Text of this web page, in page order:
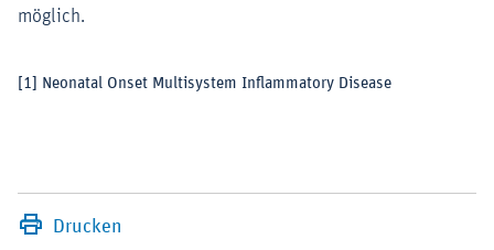
möglich.
[1] Neonatal Onset Multisystem Inflammatory Disease
Drucken